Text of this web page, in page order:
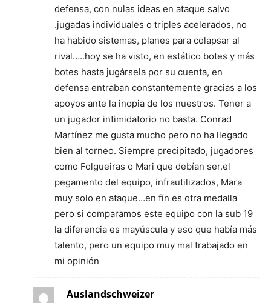
defensa, con nulas ideas en ataque salvo
.jugadas individuales o triples acelerados, no
ha habido sistemas, planes para colapsar al
rival…..hoy se ha visto, en estático botes y más
botes hasta jugársela por su cuenta, en
defensa entraban constantemente gracias a los
apoyos ante la inopia de los nuestros. Tener a
un jugador intimidatorio no basta. Conrad
Martínez me gusta mucho pero no ha llegado
bien al torneo. Siempre precipitado, jugadores
como Folgueiras o Mari que debían ser.el
pegamento del equipo, infrautilizados, Mara
muy solo en ataque…en fin es otra medalla
pero si comparamos este equipo con la sub 19
la diferencia es mayúscula y eso que había más
talento, pero un equipo muy mal trabajado en
mi opinión
Auslandschweizer